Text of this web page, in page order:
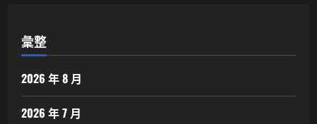
彙整
2026 年 8 月
2026 年 7 月